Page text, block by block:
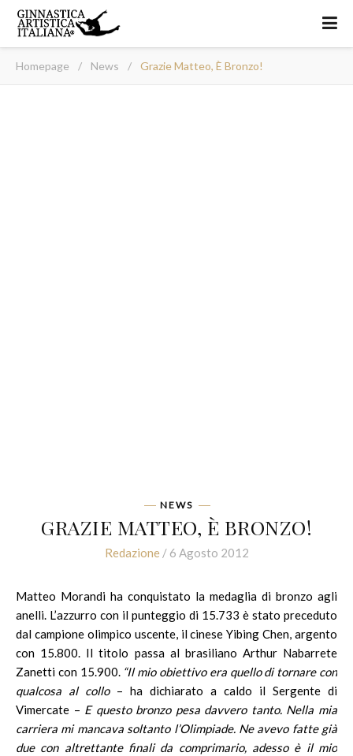
Homepage / News / Grazie Matteo, È Bronzo!
NEWS
GRAZIE MATTEO, È BRONZO!
Redazione/ 6 Agosto 2012
Matteo Morandi ha conquistato la medaglia di bronzo agli
anelli. L’azzurro con il punteggio di 15.733 è stato preceduto
dal campione olimpico uscente, il cinese Yibing Chen, argento
con 15.800. Il titolo passa al brasiliano Arthur Nabarrete
Zanetti con 15.900. “Il mio obiettivo era quello di tornare con
qualcosa al collo– ha dichiarato a caldo il Sergente di
Vimercate – E questo bronzo pesa davvero tanto. Nella mia
carriera mi mancava soltanto l’Olimpiade. Ne avevo fatte già
due con altrettante finali da comprimario, adesso è il mio